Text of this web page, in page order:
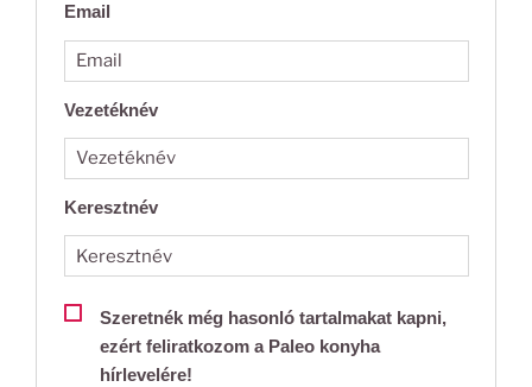
Email
Vezetéknév
Keresztnév
Szeretnék még hasonló tartalmakat kapni,
ezért feliratkozom a Paleo konyha
hírlevelére!